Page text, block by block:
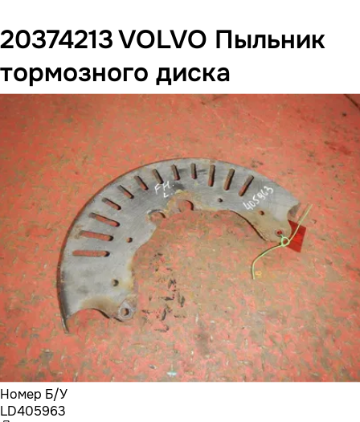
20374213 VOLVO Пыльник
тормозного диска
Номер Б/У
LD405963